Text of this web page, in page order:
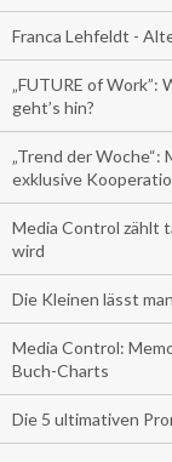
Franca Lehfeldt -
„FUTURE of
geht’s hin?
„Trend der
exklusive
Media Control zählt
wird
Die Kleinen lässt
Media Control:
Buch-Charts
Die 5 ultimativen